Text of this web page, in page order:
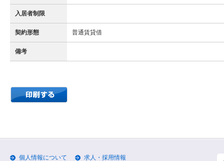
入居者制限
契約形態 普通賃貸借
備考
個人情報について 求人・採用情報